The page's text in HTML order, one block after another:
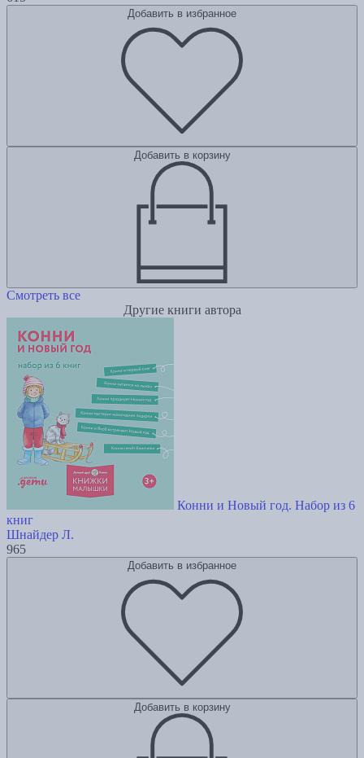
Добавить в избранное
Добавить в корзину
Смотреть все
Другие книги автора
Конни и Новый год. Набор из 6
книг
Шнайдер Л.
965
Добавить в избранное
Добавить в корзину